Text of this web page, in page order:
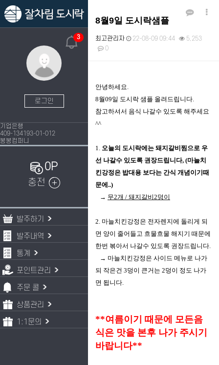
3
로그인
기업은행
409-134193-01-012
봉봉컴퍼니
0P
충전
발주하기
발주내역
통계
포인트관리
주문 콜
상품관리
1:1문의
8월9일 도시락샘플
최고관리자 22-08-09 09:44
5,253
0
안녕하세요.
8월09일 도시락 샘플 올려드립니다.
참고하셔서 음식 나갈수 있도록 해주세요
^^
1. 오늘의 도시락에는 돼지갈비찜으로 우
선 나갈수 있도록 권장드립니다, (마늘치
킨강정은 밥대용 보다는 간식 개념이기때
문에..)
→ 무2개 / 돼지갈비2덩이
2. 마늘치킨강정은 전자렌지에 돌리게 되
면 양이 줄어들고 흐물흐물 해지기 때문에
한번 볶아서 나갈수 있도록 권장드립니다.
→ 마늘치킨강정은 사이드 메뉴로 나가
되 작은건 3덩이 큰거는 2덩이 정도 나가
면 됩니다.
**여름이기 때문에 모든음
식은 맛을 본후 나가 주시기
바랍니다**